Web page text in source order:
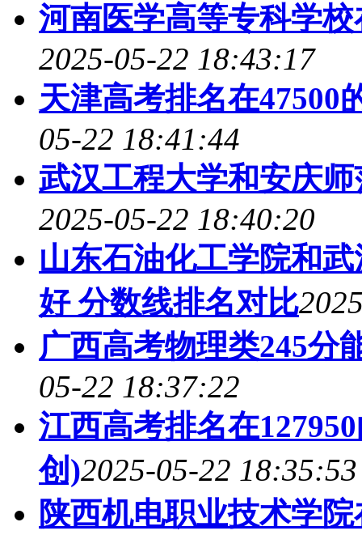
河南医学高等专科学
2025-05-22 18:43:17
天津高考排名在47500
05-22 18:41:44
武汉工程大学和安庆
2025-05-22 18:40:20
山东石油化工学院和
好 分数线排名对比
广西高考物理类245分
05-22 18:37:22
江西高考排名在
创)2025-05-22 18:35:53
陕西机电职业技术学